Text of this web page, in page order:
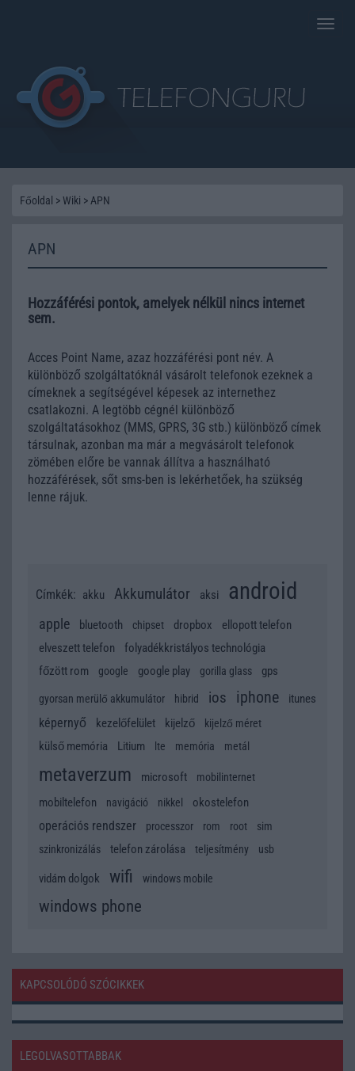
Toggle
Főoldal >Wiki > APN
APN
Hozzáférési pontok, amelyek nélkül nincs internet
sem.
Acces Point Name, azaz hozzáférési pont név. A
különböző szolgáltatóknál vásárolt telefonok ezeknek a
címeknek a segítségével képesek az internethez
csatlakozni. A legtöbb cégnél különböző
szolgáltatásokhoz (MMS, GPRS, 3G stb.) különböző címek
társulnak, azonban ma már a megvásárolt telefonok
zömében előre be vannak állítva a használható
hozzáférések, sőt sms-ben is lekérhetőek, ha szükség
lenne rájuk.
Címkék: akku Akkumulátor aksi android
apple bluetooth chipset dropbox
ellopott telefon
elveszett telefon
folyadékkristályos technológia
főzött rom
google google play gorilla glass gps
gyorsan merülő akkumulátor hibrid ios iphone itunes
képernyő kezelőfelület kijelző kijelző méret
külső memória Litium lte memória metál
metaverzum microsoft mobilinternet
mobiltelefon navigáció nikkel okostelefon
operációs rendszer processzor rom root
sim
szinkronizálás
telefon zárolása teljesítmény usb
vidám dolgok wifi windows mobile
windows phone
KAPCSOLÓDÓ SZÓCIKKEK
LEGOLVASOTTABBAK